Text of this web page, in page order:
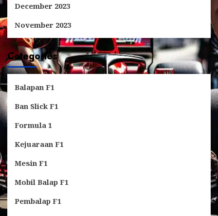
December 2023
November 2023
Categories
Balapan F1
Ban Slick F1
Formula 1
Kejuaraan F1
Mesin F1
Mobil Balap F1
Pembalap F1